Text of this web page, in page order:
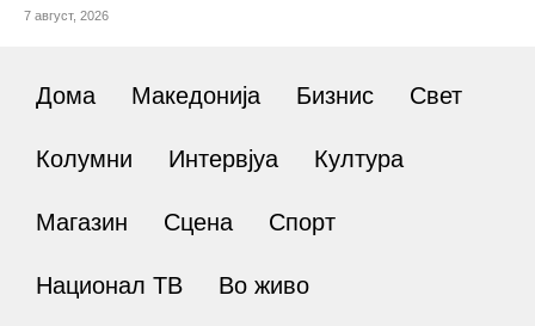
7 август, 2026
Дома Македонија Бизнис Свет
Колумни Интервјуа Култура
Магазин Сцена Спорт
Национал ТВ Во живо